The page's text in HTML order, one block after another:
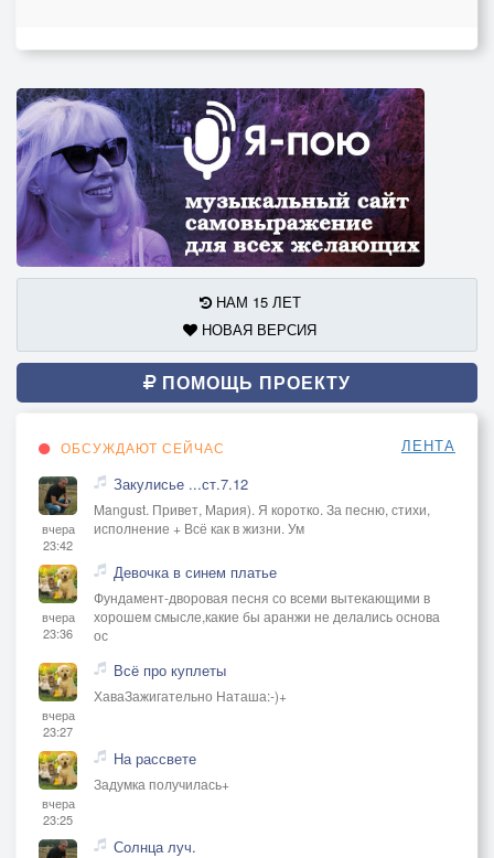
НАМ 15 ЛЕТ
НОВАЯ ВЕРСИЯ
ПОМОЩЬ ПРОЕКТУ
ОБСУЖДАЮТ СЕЙЧАС ЛЕНТА
вчера
23:42
Закулисье ...ст.7.12
Mangust. Привет, Мария). Я коротко. За песню, стихи,
исполнение + Всё как в жизни. Ум
вчера
23:36
Девочка в синем платье
Фундамент-дворовая песня со всеми вытекающими в
хорошем смысле,какие бы аранжи не делались основа
ос
вчера
23:27
Всё про куплеты
ХаваЗажигательно Наташа:-)+
вчера
23:25
На рассвете
Задумка получилась+
Солнца луч.